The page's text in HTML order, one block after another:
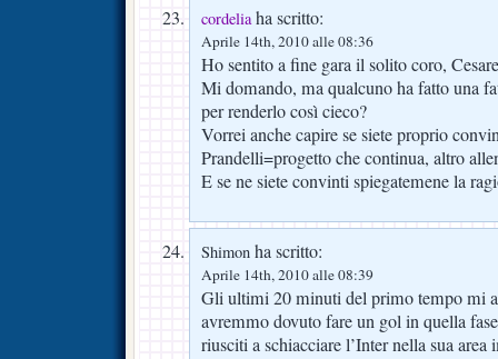
cordeliaha scritto:
Aprile 14th, 2010 alle 08:36
Ho sentito a fine gara il solito coro,
Mi domando, ma qualcuno ha fatto una
per renderlo così cieco?
Vorrei anche capire se siete proprio
Prandelli=progetto che continua, altro
E se ne siete convinti spiegatemene la
Shimon ha scritto:
Aprile 14th, 2010 alle 08:39
Gli ultimi 20 minuti del primo tempo mi
avremmo dovuto fare un gol in quella
riusciti a schiacciare l’Inter nella sua